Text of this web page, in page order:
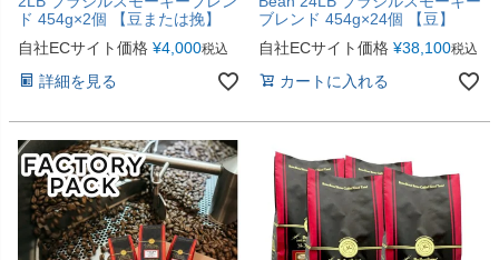
ド 454g×2個 【豆または挽】
自社ECサイト価格 ¥4,000税込
詳細を見る
ブレンド 454g×24個 【豆】
自社ECサイト価格 ¥38,100税込
カートに入れる